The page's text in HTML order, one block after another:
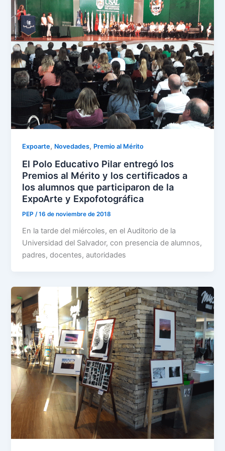
Expoarte, Novedades, Premio al Mérito
El Polo Educativo Pilar entregó los
Premios al Mérito y los certificados a
los alumnos que participaron de la
ExpoArte y Expofotográfica
PEP /16 de noviembre de 2018
En la tarde del miércoles, en el Auditorio de la
Universidad del Salvador, con presencia de alumnos,
padres, docentes, autoridades